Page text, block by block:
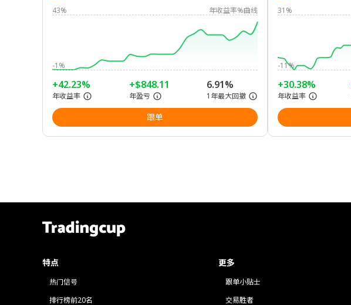
43%
年收益率%曲线
-1%
+42.23%
年收益率
+$848.11
年盈亏
6.91%
1年最大回撤
跟单
31%
-11%
+30.38%
年收益率
特点
热门信号
排行榜前20名
更多
跟单小贴士
交易胜者